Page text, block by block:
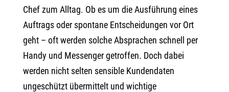
Chef zum Alltag. Ob es um die Ausführung eines
Auftrags oder spontane Entscheidungen vor Ort
geht – oft werden solche Absprachen schnell per
Handy und Messenger getroffen. Doch dabei
werden nicht selten sensible Kundendaten
ungeschützt übermittelt und wichtige